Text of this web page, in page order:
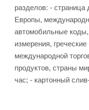
разделов: -
Европы,
автомобильные
измерения,
международной
продуктов, страны
час; - картонный